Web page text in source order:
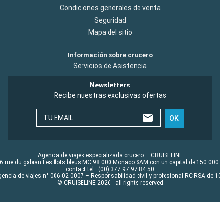
Condiciones generales de venta
Seguridad
Mapa del sitio
Información sobre crucero
Servicios de Asistencia
Newsletters
Recibe nuestras exclusivas ofertas
TU EMAIL OK
Agencia de viajes especializada crucero – CRUISELINE
rue du gabian Les flots bleus MC 98 000 Monaco SAM con un capital de 150 000
contact tel : (00) 377 97 97 84 50
de viajes n° 006 02 0007 – Responsabilidad civil y profesional RC RSA de
© CRUISELINE 2026 - all rights reserved